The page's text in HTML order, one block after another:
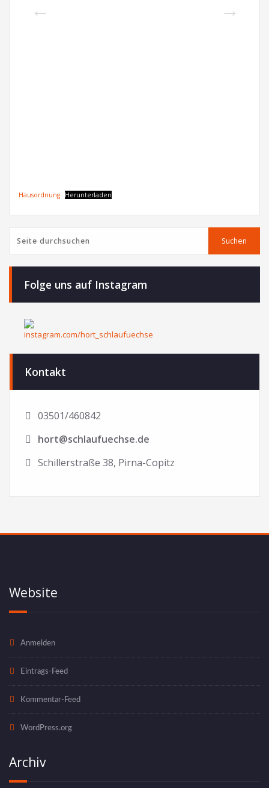
Hausordnung Herunterladen
Suchen
Folge uns auf Instagram
Kontakt
03501/460842
hort@schlaufuechse.de
Schillerstraße 38, Pirna-Copitz
Website
Anmelden
Eintrags-Feed
Kommentar-Feed
WordPress.org
Archiv